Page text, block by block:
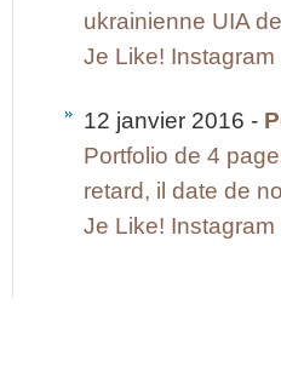
ukrainienne UIA
Je Like! Instagram
12 janvier 2016 -
Portfolio de 4
retard, il date de
Je Like! Instagram